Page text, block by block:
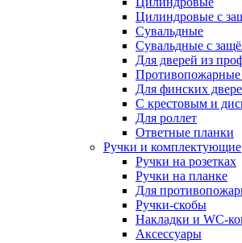
Цилиндровые с
Сувальдные
Сувальдные с
Для дверей из
Противопожарные
Для финских
С крестовым и
Для роллет
Ответные планки
Ручки и комплектующие
Ручки на розетках
Ручки на планке
Для
Ручки-скобы
Накладки и WC-
Аксессуары